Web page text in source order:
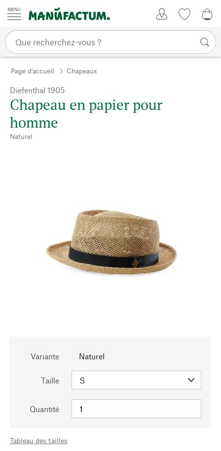
Passer au contenu
Page d'accueil Chapeaux
Diefenthal 1905
Chapeau en papier pour
homme
Naturel
Variante Naturel
Taille
Quantité
Tableau des tailles